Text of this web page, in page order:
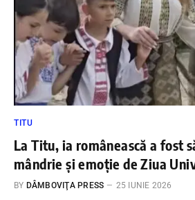
TITU
La Titu, ia românească a fost
mândrie și emoție de Ziua
BY DÂMBOVIŢA PRESS 25 IUNIE 2026